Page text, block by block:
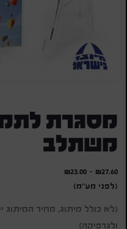
מסגרת
משתלב
₪27.60
-
₪23.00
(לפני מע"מ)
(לא כולל מיתוג, מחיר
ולגרפיקה)